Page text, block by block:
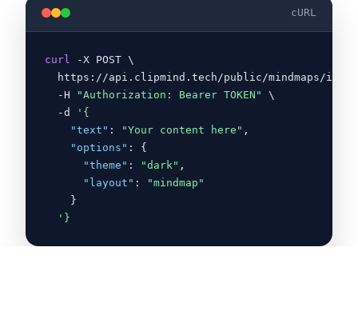
cURL
curl -X POST \
https://api.clipmind.tech/public/mindmaps/
-H
"Authorization: Bearer TOKEN"
\
-d
' {
"text" : "Your content here" ,
"options" : {
"theme" : "dark" ,
"layout" :
"mindmap"
}
' }